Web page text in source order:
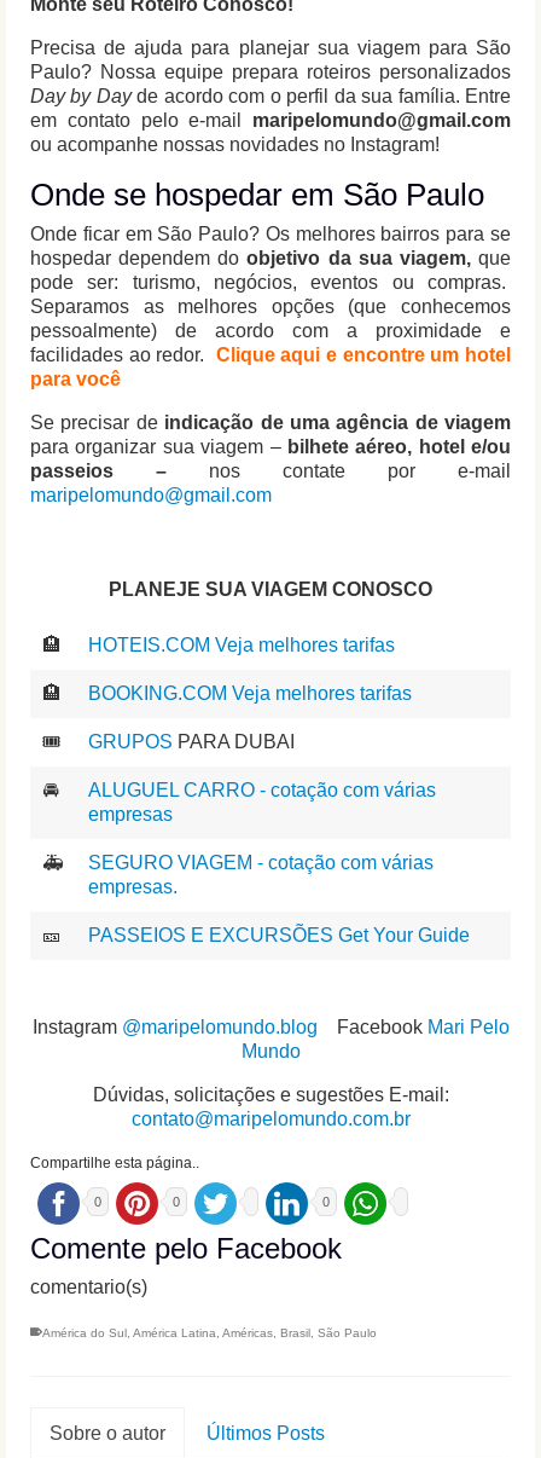
Precisa de ajuda para planejar sua viagem para São
Paulo? Nossa equipe prepara roteiros personalizados
Day by Dayde acordo com o perfil da sua família. Entre
em contato pelo e-mail maripelomundo@gmail.com
ou acompanhe nossas novidades no Instagram!
Onde se hospedar em São Paulo
Onde ficar em São Paulo? Os melhores bairros para se
hospedar dependem doobjetivo da sua viagem,que
pode ser: turismo, negócios, eventos ou compras.
Separamos as melhores opções (que conhecemos
pessoalmente) de acordo com a proximidade e
facilidades ao redor. Clique aqui e encontre um hotel
para você
Se precisar de indicação de uma agência de viagem
para organizar sua viagem – bilhete aéreo, hotel e/ou
passeios – nos contate por e-mail
maripelomundo@gmail.com
PLANEJE SUA VIAGEM CONOSCO
🏨 HOTEIS.COM Veja melhores tarifas
🏨 BOOKING.COM Veja melhores tarifas
🎟️ GRUPOS PARA DUBAI
🚘
ALUGUEL CARRO - cotação com várias
empresas
🚑
SEGURO VIAGEM - cotação com várias
empresas.
🎫 PASSEIOS E EXCURSÕES Get Your Guide
Instagram @maripelomundo.blog Facebook Mari Pelo
Mundo
Dúvidas, solicitações e sugestões E-mail:
contato@maripelomundo.com.br
Compartilhe esta página..
0 0 0
Comente pelo Facebook
comentario(s)
América do Sul América Latina Américas Brasil São Paulo
Sobre o autor Últimos Posts